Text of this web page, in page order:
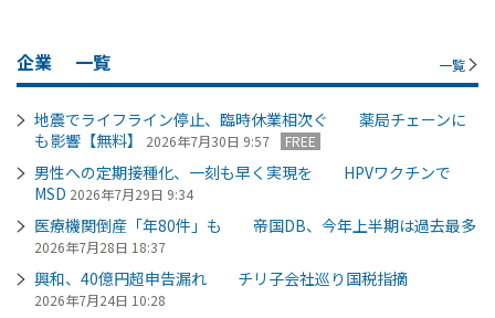
企業 一覧 一覧
地震でライフライン停止、臨時休業相次ぐ 薬局チェーンに
も影響【無料】
2026年7月30日 9:57 FREE
男性への定期接種化、一刻も早く実現を HPVワクチンで
MSD 2026年7月29日 9:34
医療機関倒産「年80件」も 帝国DB、今年上半期は過去最多
2026年7月28日 18:37
興和、40億円超申告漏れ チリ子会社巡り国税指摘
2026年7月24日 10:28